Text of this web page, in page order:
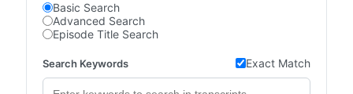
Basic Search
Advanced Search
Episode Title Search
Search Keywords Exact Match